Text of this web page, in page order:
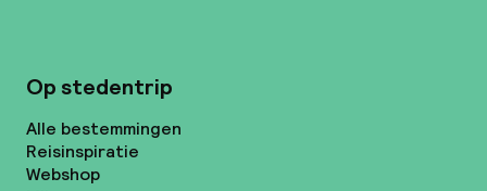
Op stedentrip
Alle bestemmingen
Reisinspiratie
Webshop